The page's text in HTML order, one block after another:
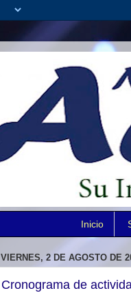
Inicio
VIERNES, 2 DE AGOSTO DE
Cronograma de